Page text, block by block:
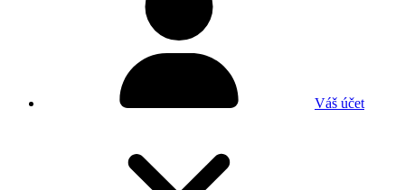
Váš účet